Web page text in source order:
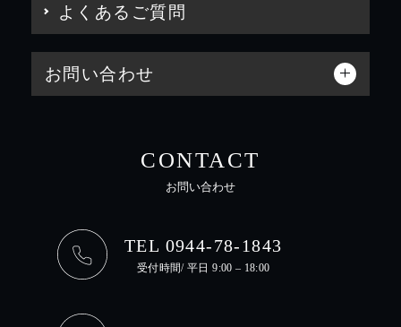
よくあるご質問
お問い合わせ
CONTACT
お問い合わせ
TEL 0944-78-1843
受付時間/ 平日 9:00 – 18:00